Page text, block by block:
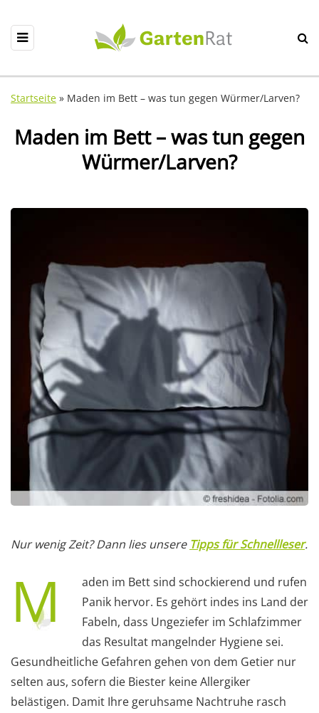
Startseite » Maden im Bett – was tun gegen Würmer/Larven?
Maden im Bett – was tun gegen
Würmer/Larven?
Nur wenig Zeit? Dann lies unsere Tipps für Schnellleser.
M
aden im Bett sind schockierend und rufen
Panik hervor. Es gehört indes ins Land der
Fabeln, dass Ungeziefer im Schlafzimmer
das Resultat mangelnder Hygiene sei.
Gesundheitliche Gefahren gehen von dem Getier nur
selten aus, sofern die Biester keine Allergiker
belästigen. Damit Ihre geruhsame Nachtruhe rasch